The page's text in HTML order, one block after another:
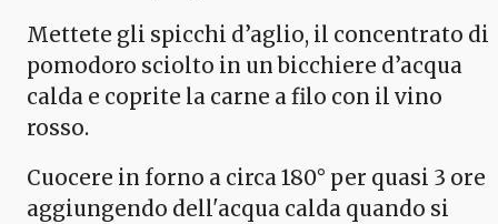
Mettete gli spicchi d’aglio, il concentrato di
pomodoro sciolto in un bicchiere d’acqua
calda e coprite la carne a filo con il vino
rosso.
Cuocere in forno a circa 180° per quasi 3 ore
aggiungendo dell'acqua calda quando si